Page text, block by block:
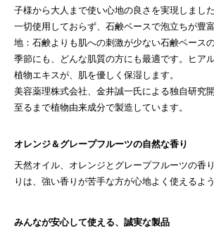
子様から大人まで使い心地の良さを実現しました
一切使用しておらず、石鹸ベースで泡立ちが豊
地：石鹸よりも肌への刺激が少ない石鹸ベース
季節にも、どんな肌質の方にも最適です。ヒア
植物エキスが、肌を優しく保湿します。
美容薬理株式会社、金井誠一氏による独自研究
至るまで植物由来成分で製造しています。
オレンジ＆グレープフルーツの自然な香り
天然オイル、オレンジとグレープフルーツの香
りは、強い香りが苦手な方が心地よく使えるよ
みんなが安心して使える、誠実な製品